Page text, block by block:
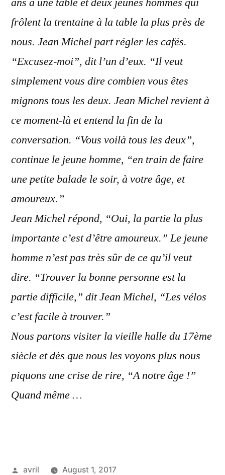
frôlent la trentaine à la table la plus près de
nous. Jean Michel part régler les cafés.
“Excusez-moi”, dit l’un d’eux. “Il veut
simplement vous dire combien vous êtes
mignons tous les deux. Jean Michel revient à
ce moment-là et entend la fin de la
conversation. “Vous voilà tous les deux”,
continue le jeune homme, “en train de faire
une petite balade le soir, à votre âge, et
amoureux.”
Jean Michel répond, “Oui, la partie la plus
importante c’est d’être amoureux.” Le jeune
homme n’est pas très sûr de ce qu’il veut
dire. “Trouver la bonne personne est la
partie difficile,” dit Jean Michel, “Les vélos
c’est facile à trouver.”
Nous partons visiter la vieille halle du 17ème
siècle et dès que nous les voyons plus nous
piquons une crise de rire, “A notre âge !”
Quand même …
Posted
avril
August 1, 2017